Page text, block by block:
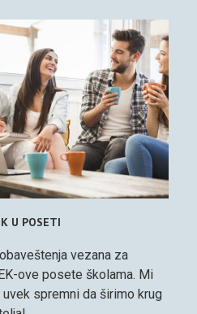
U POSETI
vezana za
ove posete školama. Mi
uvek spremni da širimo krug